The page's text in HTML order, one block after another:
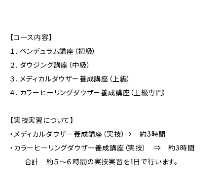
【コース内容】
１．ペンデュラム講座（初級）
２．ダウジング講座（中級）
３．メディカルダウザー養成講座（上級）
４．カラーヒーリングダウザー養成講座（上級専門）
【実技実習について】
・メディカルダウザー養成講座（実技）⇒ 約3時間
・カラーヒーリングダウザー養成講座（実技） ⇒ 約3時間
合計 約５～６時間の実技実習を1日で行います。